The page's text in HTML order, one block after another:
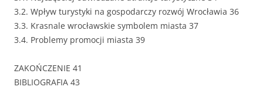
3.2. Wpływ turystyki na gospodarczy rozwój Wrocławia 36
3.3. Krasnale wrocławskie symbolem miasta 37
3.4. Problemy promocji miasta 39
ZAKOŃCZENIE 41
BIBLIOGRAFIA 43